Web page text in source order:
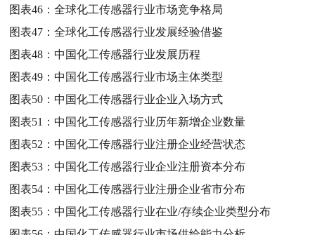
图表46：全球化工传感器行业市场竞争格局
图表47：全球化工传感器行业发展经验借鉴
图表48：中国化工传感器行业发展历程
图表49：中国化工传感器行业市场主体类型
图表50：中国化工传感器行业企业入场方式
图表51：中国化工传感器行业历年新增企业数量
图表52：中国化工传感器行业注册企业经营状态
图表53：中国化工传感器行业企业注册资本分布
图表54：中国化工传感器行业注册企业省市分布
图表55：中国化工传感器行业在业/存续企业类型分布